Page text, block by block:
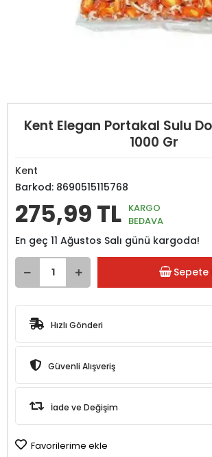
Kent Elegan Portakal Sulu
1000 Gr
Kent
Barkod: 8690515115768
275,99 TL KARGO
BEDAVA
En geç 11 Ağustos Salı günü kargoda!
Sepete
Hızlı Gönderi
Güvenli Alışveriş
İade ve Değişim
Favorilerime ekle